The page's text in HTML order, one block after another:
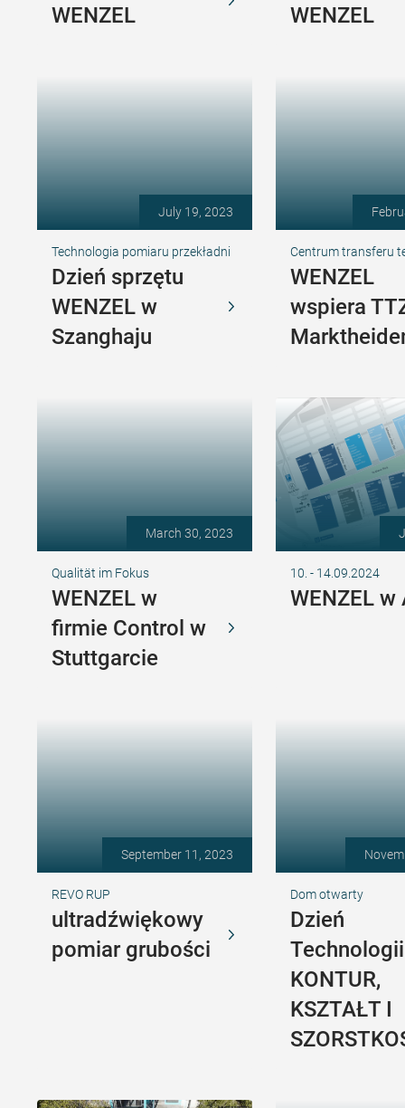
WENZEL
WENZEL
July 19, 2023
Technologia pomiaru przekładni
Dzień sprzętu
WENZEL w
Szanghaju
Centrum transferu
WENZEL
wspiera
March 30, 2023
Qualität im Fokus
WENZEL w
firmie Control w
Stuttgarcie
10. - 14.09.2024
WENZEL w
September 11, 2023
REVO RUP
ultradźwiękowy
pomiar grubości
Dom otwarty
Dzień
KONTUR,
KSZTAŁT I